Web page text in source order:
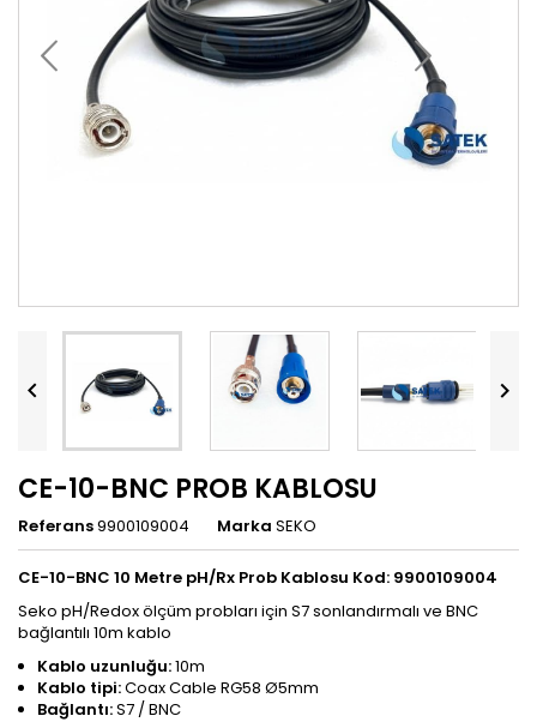
 
CE-10-BNC PROB KABLOSU
Referans9900109004 Marka SEKO
CE-10-BNC 10 Metre pH/Rx Prob Kablosu Kod: 9900109004
Seko pH/Redox ölçüm probları için S7 sonlandırmalı ve BNC
bağlantılı 10m kablo
Kablo uzunluğu:10m
Kablo tipi:Coax Cable RG58 Ø5mm
Bağlantı:S7 / BNC